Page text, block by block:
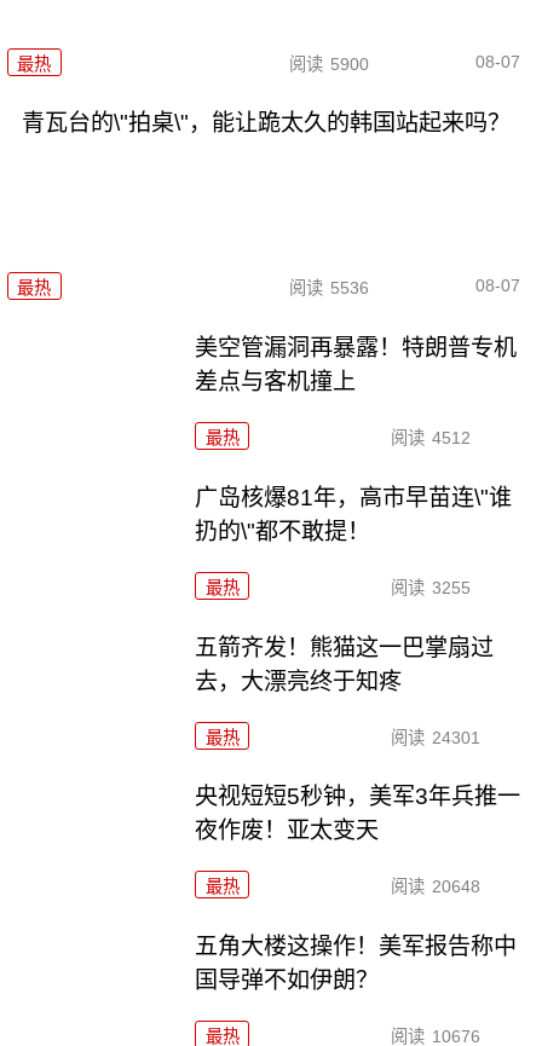
最热 阅读 5900 08-07
青瓦台的\"拍桌\"，能让跪太久的韩国站起来吗？
最热 阅读 5536 08-07
美空管漏洞再暴露！特朗普专机
差点与客机撞上
最热 阅读 4512
广岛核爆81年，高市早苗连\"谁
扔的\"都不敢提！
最热 阅读 3255
五箭齐发！熊猫这一巴掌扇过
去，大漂亮终于知疼
最热 阅读 24301
央视短短5秒钟，美军3年兵推一
夜作废！亚太变天
最热 阅读 20648
五角大楼这操作！美军报告称中
国导弹不如伊朗？
最热 阅读 10676